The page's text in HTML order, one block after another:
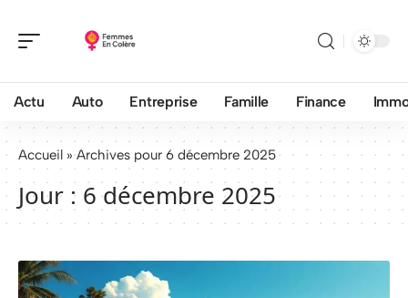
Actu Auto Entreprise Famille Finance
Accueil »Archives pour 6 décembre 2025
Jour : 6 décembre 2025